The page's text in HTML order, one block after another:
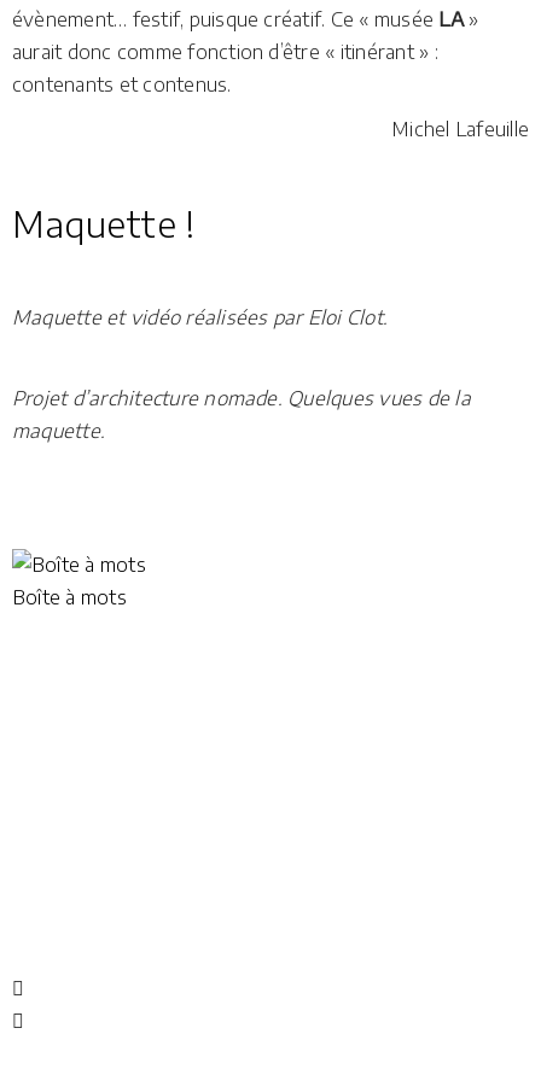
évènement… festif, puisque créatif. Ce « musée LA»
aurait donc comme fonction d’être « itinérant » :
contenants et contenus.
Michel Lafeuille
Maquette !
Maquette et vidéo réalisées par Eloi Clot.
Projet d’architecture nomade. Quelques vues de la
maquette.
Boîte à mots